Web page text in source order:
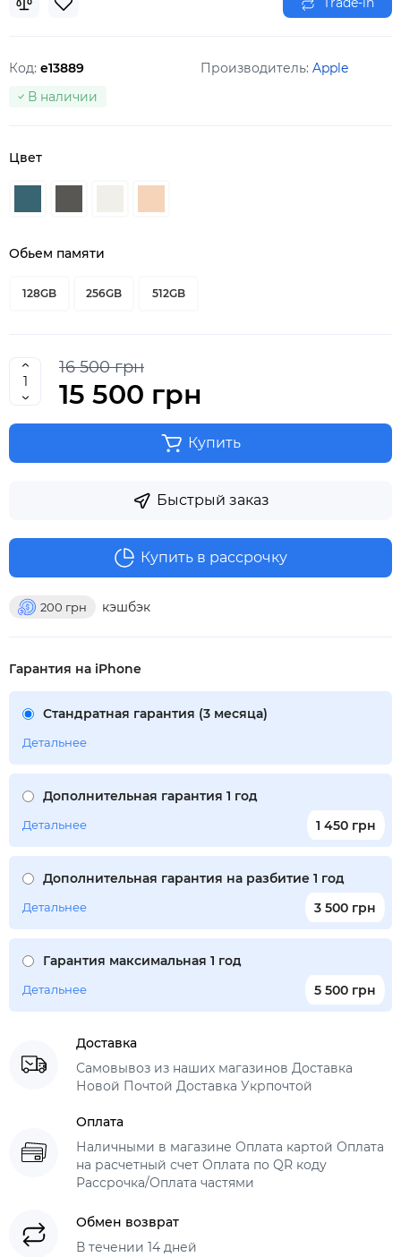
Код: e13889 Производитель: Apple
В наличии
Цвет
Обьем памяти
128GB 256GB 512GB
16 500 грн
15 500 грн
Купить
Быстрый заказ
200 грн кэшбэк
Купить в рассрочку
Гарантия на iPhone
Стандратная гарантия (3 месяца)
Детальнее
Дополнительная гарантия 1 год
1 450 грн
Детальнее
Дополнительная гарантия на разбитие 1 год
3 500 грн
Детальнее
Гарантия максимальная 1 год
5 500 грн
Детальнее
Доставка
Самовывоз из наших магазинов Доставка
Новой Почтой Доставка Укрпочтой
Оплата
Наличными в магазине Оплата картой Оплата
на расчетный счет Оплата по QR коду
Рассрочка/Оплата частями
Обмен возврат
В течении 14 дней